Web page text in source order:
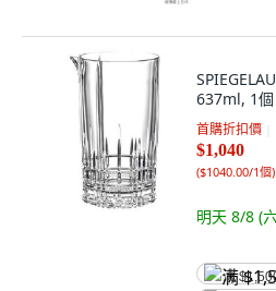
637ml, 1個
首購折扣價
$1,040
($1040.00/1個)
明天 8/8 (
满